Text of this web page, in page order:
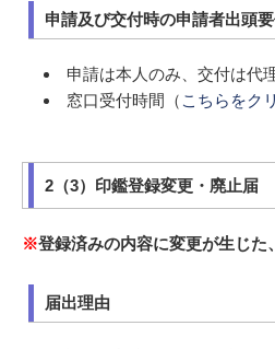
申請及び交付時の申請者出頭
申請は本人のみ、交付は代
窓口受付時間（ こちらをク
2（3）印鑑登録変更・廃止届
※登録済みの内容に変更が生じた
届出理由